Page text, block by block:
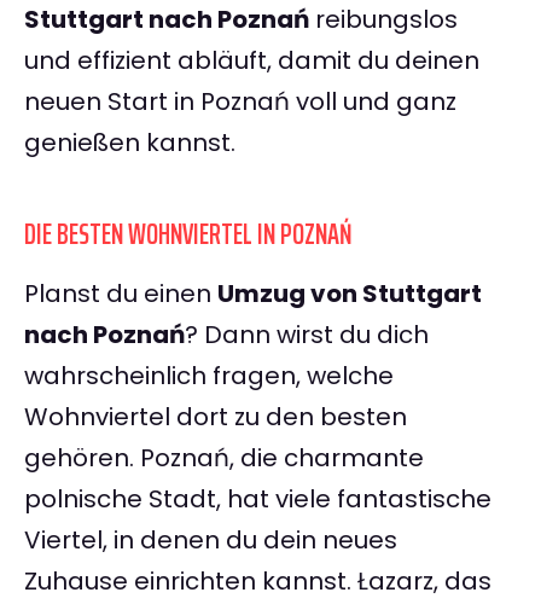
Stuttgart nach Poznań reibungslos
und effizient abläuft, damit du deinen
neuen Start in Poznań voll und ganz
genießen kannst.
DIE BESTEN WOHNVIERTEL IN POZNAŃ
Planst du einen Umzug von Stuttgart
nach Poznań? Dann wirst du dich
wahrscheinlich fragen, welche
Wohnviertel dort zu den besten
gehören. Poznań, die charmante
polnische Stadt, hat viele fantastische
Viertel, in denen du dein neues
Zuhause einrichten kannst. Łazarz, das